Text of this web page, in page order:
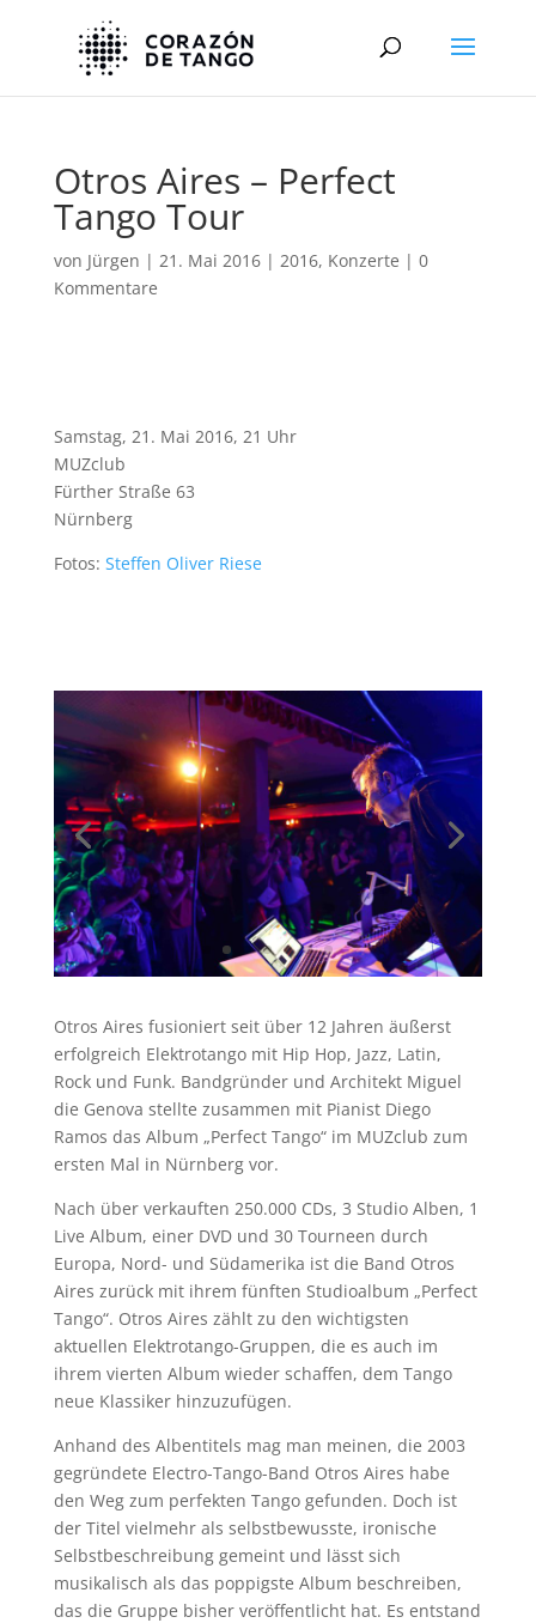
Otros Aires – Perfect
Tango Tour
von Jürgen | 21. Mai 2016| 2016, Konzerte | 0
Kommentare
Samstag, 21. Mai 2016, 21 Uhr
MUZclub
Fürther Straße 63
Nürnberg
Fotos: Steffen Oliver Riese
Otros Aires fusioniert seit über 12 Jahren äußerst
erfolgreich Elektrotango mit Hip Hop, Jazz, Latin,
Rock und Funk. Bandgründer und Architekt Miguel
die Genova stellte zusammen mit Pianist Diego
Ramos das Album „Perfect Tango“ im MUZclub zum
ersten Mal in Nürnberg vor.
Nach über verkauften 250.000 CDs, 3 Studio Alben, 1
Live Album, einer DVD und 30 Tourneen durch
Europa, Nord- und Südamerika ist die Band Otros
Aires zurück mit ihrem fünften Studioalbum „Perfect
Tango“. Otros Aires zählt zu den wichtigsten
aktuellen Elektrotango-Gruppen, die es auch im
ihrem vierten Album wieder schaffen, dem Tango
neue Klassiker hinzuzufügen.
Anhand des Albentitels mag man meinen, die 2003
gegründete Electro-Tango-Band Otros Aires habe
den Weg zum perfekten Tango gefunden. Doch ist
der Titel vielmehr als selbstbewusste, ironische
Selbstbeschreibung gemeint und lässt sich
musikalisch als das poppigste Album beschreiben,
das die Gruppe bisher veröffentlicht hat. Es entstand